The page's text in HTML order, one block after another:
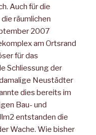
Auch für die
räumlichen
2007
am Ortsrand
für das
Schliessung der
Neustädter
dies bereits im
Bau- und
entstanden die
Wache. Wie bisher